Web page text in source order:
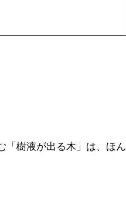
「樹液が出る木」は、ほん